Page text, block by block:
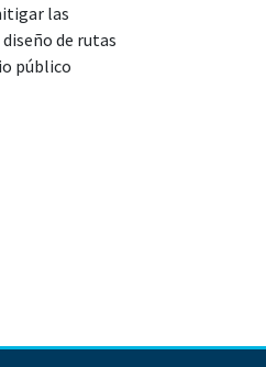
las
de rutas
público